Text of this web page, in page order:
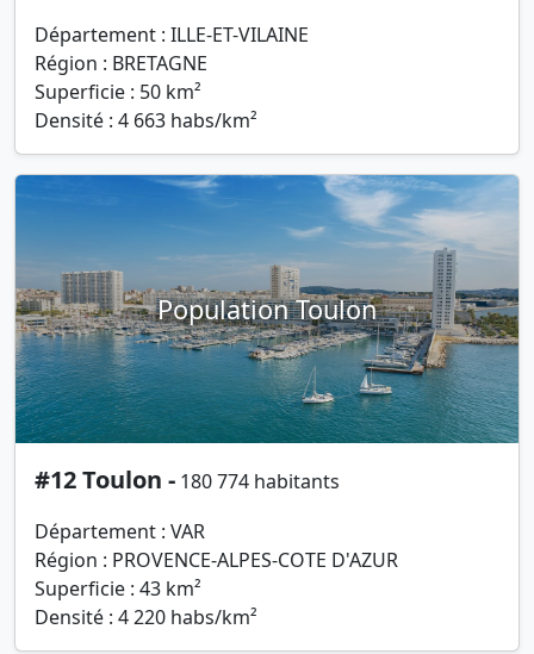
Département : ILLE-ET-VILAINE
Région : BRETAGNE
Superficie : 50 km²
Densité : 4 663 habs/km²
Population Toulon
#12 Toulon - 180 774 habitants
Département : VAR
Région : PROVENCE-ALPES-COTE D'AZUR
Superficie : 43 km²
Densité : 4 220 habs/km²